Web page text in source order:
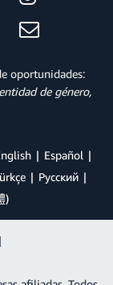
oportunidades:
de género,
Español
Ρусский
)
|